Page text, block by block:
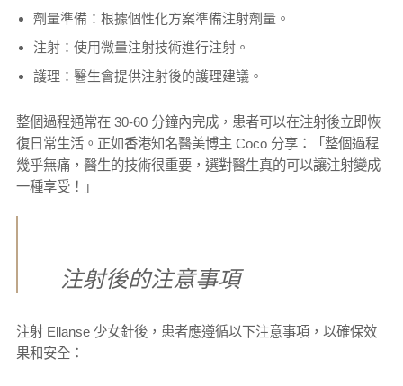
劑量準備：根據個性化方案準備注射劑量。
注射：使用微量注射技術進行注射。
護理：醫生會提供注射後的護理建議。
整個過程通常在 30-60 分鐘內完成，患者可以在注射後立即恢
復日常生活。正如香港知名醫美博主 Coco 分享：「整個過程
幾乎無痛，醫生的技術很重要，選對醫生真的可以讓注射變成
一種享受！」
注射後的注意事項
注射 Ellanse 少女針後，患者應遵循以下注意事項，以確保效
果和安全：